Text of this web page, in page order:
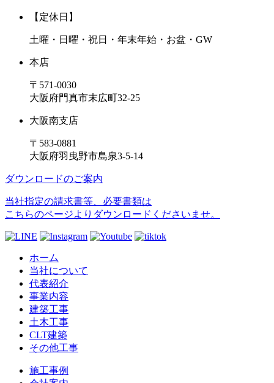
【定休日】
土曜・日曜・祝日・年末年始・お盆・GW
本店
〒571-0030
大阪府門真市末広町32-25
大阪南支店
〒583-0881
大阪府羽曳野市島泉3-5-14
ダウンロードのご案内
当社指定の請求書等、必要書類は
こちらのページよりダウンロードくださいませ。
ホーム
当社について
代表紹介
事業内容
建築工事
土木工事
CLT建築
その他工事
施工事例